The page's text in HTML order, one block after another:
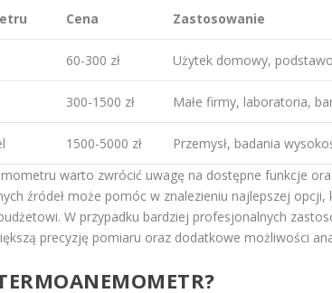
Cena Zastosowanie
60-300 zł Użytek domowy,
300-1500 zł Małe firmy, laboratoria,
1500-5000 zł
Przemysł, badania
warto zwrócić uwagę na dostępne funkcje
źródeł może pomóc w znalezieniu najlepszej
W przypadku bardziej profesjonalnych
precyzję pomiaru oraz dodatkowe możliwości